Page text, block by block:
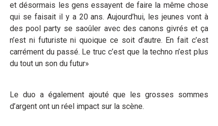
et désormais les gens essayent de faire la même chose
qui se faisait il y a 20 ans. Aujourd’hui, les jeunes vont à
des pool party se saoûler avec des canons givrés et ça
n’est ni futuriste ni quoique ce soit d’autre. En fait c’est
carrément du passé. Le truc c’est que la techno n’est plus
du tout un son du futur»
Le duo a également ajouté que les grosses sommes
d’argent ont un réel impact sur la scène.